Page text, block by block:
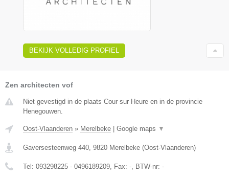
BEKIJK VOLLEDIG PROFIEL
Zen architecten vof
Niet gevestigd in de plaats Cour sur Heure en in de provincie
Henegouwen.
Oost-Vlaanderen » Merelbeke | Google maps ▼
Gaversesteenweg 440 9820 Merelbeke (Oost-Vlaanderen)
Tel: 093298225 - 0496189209 , Fax: - , BTW-nr: -